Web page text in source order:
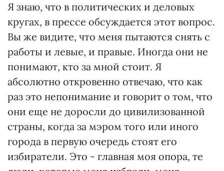
Я знаю, что в политических и деловых
кругах, в прессе обсуждается этот вопрос.
Вы же видите, что меня пытаются снять с
работы и левые, и правые. Иногда они не
понимают, кто за мной стоит. Я
абсолютно откровенно отвечаю, что как
раз это непонимание и говорит о том, что
они еще не доросли до цивилизованной
страны, когда за мэром того или иного
города в первую очередь стоят его
избиратели. Это - главная моя опора, те